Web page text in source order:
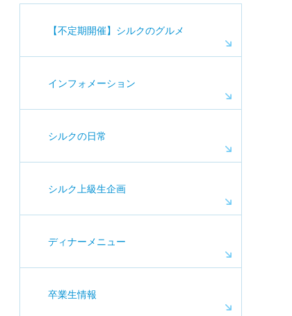
【不定期開催】シルクのグルメ
インフォメーション
シルクの日常
シルク上級生企画
ディナーメニュー
卒業生情報